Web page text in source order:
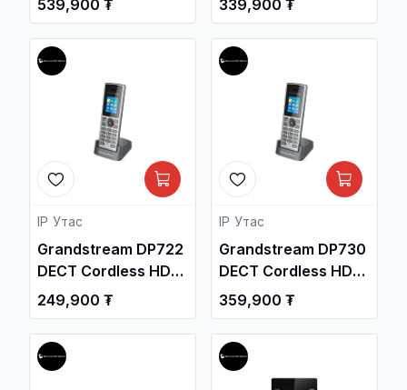
Суурин утас /
539,900 ₮
4x4:4 Access Point /
Утасгүй цацагч
төхөөрөмж ,
Сүлжээний
Төхөөрөмж /
339,900 ₮
IP Утас
Grandstream DP722
DECT Cordless HD
Handset / Дотуур
Суурин утас /
249,900 ₮
IP Утас
Grandstream DP730
DECT Cordless HD
Handset / Дотуур
Суурин утас /
359,900 ₮